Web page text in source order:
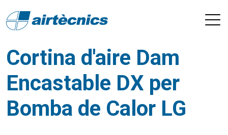
Cortina d'aire Dam
Encastable DX per
Bomba de Calor LG